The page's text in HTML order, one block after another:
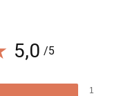
5,0 /5
1